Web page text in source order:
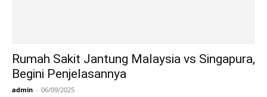
Rumah Sakit Jantung Malaysia vs Singapura,
Begini Penjelasannya
admin - 06/09/2025